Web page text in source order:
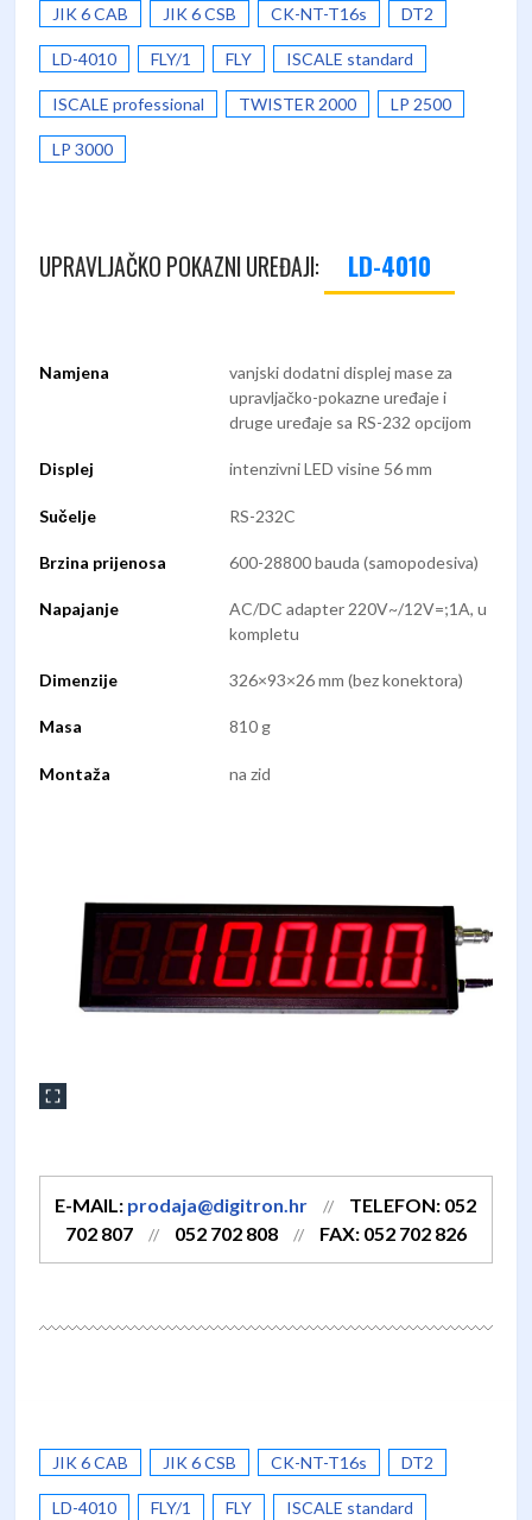
JIK 6 CAB JIK 6 CSB CK-NT-T16s DT2
LD-4010 FLY/1 FLY ISCALE standard
ISCALE professional TWISTER 2000 LP 2500
LP 3000
UPRAVLJAČKO POKAZNI UREĐAJI: LD-4010
Namjena
vanjski dodatni displej mase za
upravljačko-pokazne uređaje i
druge uređaje sa RS-232 opcijom
Displej intenzivni LED visine 56 mm
Sučelje RS-232C
Brzina prijenosa 600-28800 bauda (samopodesiva)
Napajanje
AC/DC adapter 220V~/12V=;1A, u
kompletu
Dimenzije 326×93×26 mm (bez konektora)
Masa 810 g
Montaža na zid
E-MAIL: prodaja@digitron.hr //
TELEFON: 052
702 807
// 052 702 808 // FAX: 052 702 826
JIK 6 CAB JIK 6 CSB CK-NT-T16s DT2
LD-4010 FLY/1 FLY ISCALE standard